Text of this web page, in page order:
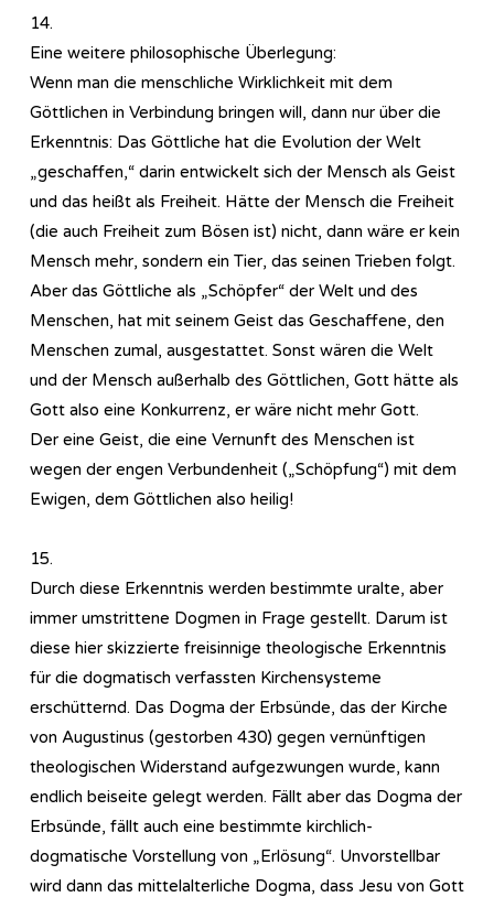
14.
Eine weitere philosophische Überlegung:
Wenn man die menschliche Wirklichkeit mit dem
Göttlichen in Verbindung bringen will, dann nur über die
Erkenntnis: Das Göttliche hat die Evolution der Welt
„geschaffen,“ darin entwickelt sich der Mensch als Geist
und das heißt als Freiheit. Hätte der Mensch die Freiheit
(die auch Freiheit zum Bösen ist) nicht, dann wäre er kein
Mensch mehr, sondern ein Tier, das seinen Trieben folgt.
Aber das Göttliche als „Schöpfer“ der Welt und des
Menschen, hat mit seinem Geist das Geschaffene, den
Menschen zumal, ausgestattet. Sonst wären die Welt
und der Mensch außerhalb des Göttlichen, Gott hätte als
Gott also eine Konkurrenz, er wäre nicht mehr Gott.
Der eine Geist, die eine Vernunft des Menschen ist
wegen der engen Verbundenheit („Schöpfung“) mit dem
Ewigen, dem Göttlichen also heilig!
15.
Durch diese Erkenntnis werden bestimmte uralte, aber
immer umstrittene Dogmen in Frage gestellt. Darum ist
diese hier skizzierte freisinnige theologische Erkenntnis
für die dogmatisch verfassten Kirchensysteme
erschütternd. Das Dogma der Erbsünde, das der Kirche
von Augustinus (gestorben 430) gegen vernünftigen
theologischen Widerstand aufgezwungen wurde, kann
endlich beiseite gelegt werden. Fällt aber das Dogma der
Erbsünde, fällt auch eine bestimmte kirchlich-
dogmatische Vorstellung von „Erlösung“. Unvorstellbar
wird dann das mittelalterliche Dogma, dass Jesu von Gott